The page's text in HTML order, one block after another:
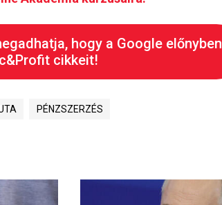
hogy a Google előnyben
cikkeit!
PÉNZSZERZÉS